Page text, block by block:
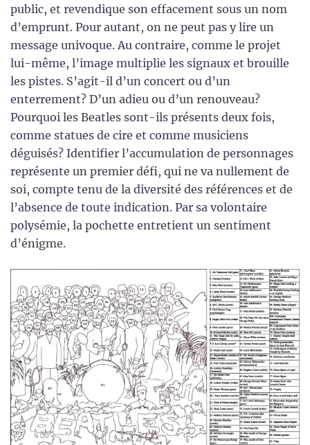
public, et revendique son effacement sous un nom
d’emprunt. Pour autant, on ne peut pas y lire un
message univoque. Au contraire, comme le projet
lui-même, l’image multiplie les signaux et brouille
les pistes. S’agit-il d’un concert ou d’un
enterrement? D’un adieu ou d’un renouveau?
Pourquoi les Beatles sont-ils présents deux fois,
comme statues de cire et comme musiciens
déguisés? Identifier l’accumulation de personnages
représente un premier défi, qui ne va nullement de
soi, compte tenu de la diversité des références et de
l’absence de toute indication. Par sa volontaire
polysémie, la pochette entretient un sentiment
d’énigme.